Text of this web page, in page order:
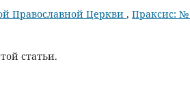
Православной Церкви , Праксис: №
статьи.